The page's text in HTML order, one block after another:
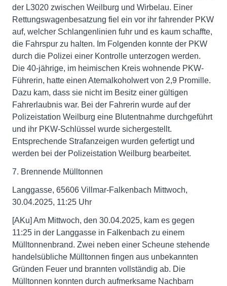
der L3020 zwischen Weilburg und Wirbelau. Einer
Rettungswagenbesatzung fiel ein vor ihr fahrender PKW
auf, welcher Schlangenlinien fuhr und es kaum schaffte,
die Fahrspur zu halten. Im Folgenden konnte der PKW
durch die Polizei einer Kontrolle unterzogen werden.
Die 40-jährige, im heimischen Kreis wohnende PKW-
Führerin, hatte einen Atemalkoholwert von 2,9 Promille.
Dazu kam, dass sie nicht im Besitz einer gültigen
Fahrerlaubnis war. Bei der Fahrerin wurde auf der
Polizeistation Weilburg eine Blutentnahme durchgeführt
und ihr PKW-Schlüssel wurde sichergestellt.
Entsprechende Strafanzeigen wurden gefertigt und
werden bei der Polizeistation Weilburg bearbeitet.
7. Brennende Mülltonnen
Langgasse, 65606 Villmar-Falkenbach Mittwoch,
30.04.2025, 11:25 Uhr
[AKu] Am Mittwoch, den 30.04.2025, kam es gegen
11:25 in der Langgasse in Falkenbach zu einem
Mülltonnenbrand. Zwei neben einer Scheune stehende
handelsübliche Mülltonnen fingen aus unbekannten
Gründen Feuer und brannten vollständig ab. Die
Mülltonnen konnten durch aufmerksame Nachbarn